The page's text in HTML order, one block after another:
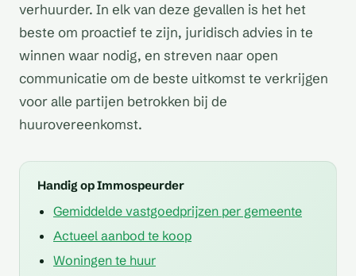
verhuurder. In elk van deze gevallen is het het
beste om proactief te zijn, juridisch advies in te
winnen waar nodig, en streven naar open
communicatie om de beste uitkomst te verkrijgen
voor alle partijen betrokken bij de
huurovereenkomst.
Handig op Immospeurder
Gemiddelde vastgoedprijzen per gemeente
Actueel aanbod te koop
Woningen te huur